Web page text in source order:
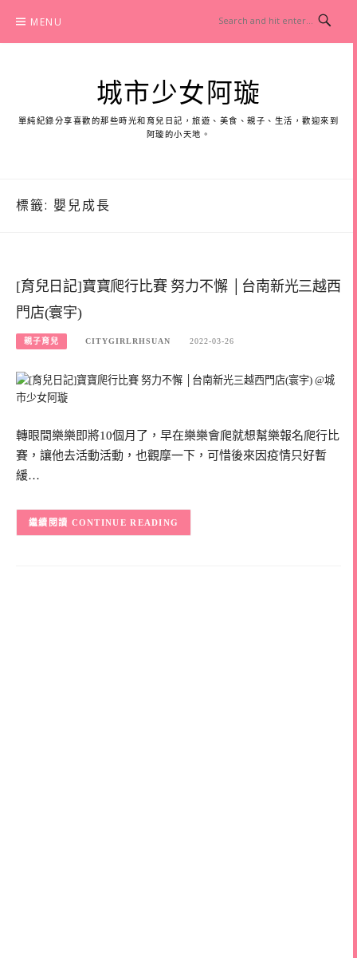
content
MENU
城市少女阿璇
單純紀錄分享喜歡的那些時光和育兒日記，旅遊、美食、親子、生活，歡迎來到
阿璇的小天地。
標籤: 嬰兒成長
[育兒日記]寶寶爬行比賽 努力不懈 │台南新光三越西
門店(寰宇)
親子育兒 CITYGIRLRHSUAN 2022-03-26
轉眼間樂樂即將10個月了，早在樂樂會爬就想幫樂報名爬行比
賽，讓他去活動活動，也觀摩一下，可惜後來因疫情只好暫
緩…
CONTINUE READING